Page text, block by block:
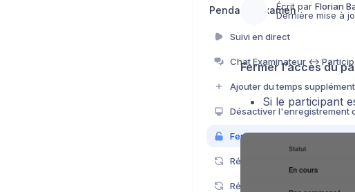
Pendant l'examen
Suivi en direct
Réinitialiser l'examen complet
Écrit par Florian
Dernière mise à
Fermer l’accès du
Si le participant